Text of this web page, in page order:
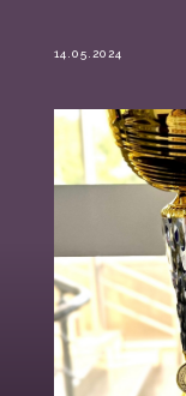
14.05.2024